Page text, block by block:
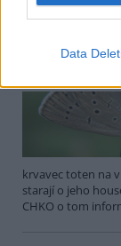
Data
modráska
krvavec toten na
starají o jeho
CHKO o tom